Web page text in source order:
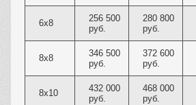
6х8
256 500
руб.
280 800
руб.
8х8
346 500
руб.
372 600
руб.
8х10
432 000
руб.
468 000
руб.